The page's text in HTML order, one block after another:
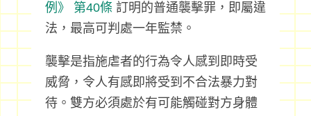
例》
第40條 訂明的普通襲擊罪，即屬違
法，最高可判處一年監禁。
襲擊是指施虐者的行為令人感到即時受
威脅，令人有感即將受到不合法暴力對
待。雙方必須處於有可能觸碰對方身體